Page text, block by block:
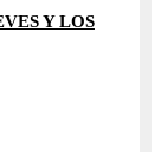
Y LOS